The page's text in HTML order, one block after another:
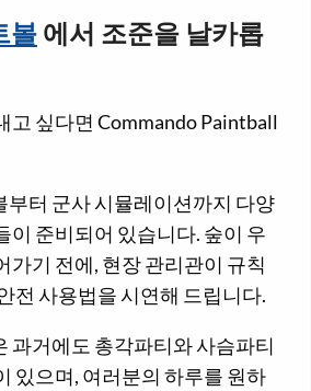
볼에서 조준을 날카롭
고 싶다면 Commando Paintball
부터 군사 시뮬레이션까지 다양
이 준비되어 있습니다. 숲이 우
가기 전에, 현장 관리관이 규칙
전 사용법을 시연해 드립니다.
과거에도 총각파티와 사슴파티
있으며, 여러분의 하루를 원하